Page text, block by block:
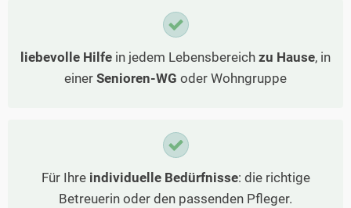
liebevolle Hilfe in jedem Lebensbereich zu Hause, in
einer Senioren-WG oder Wohngruppe
Für Ihre individuelle Bedürfnisse: die richtige
Betreuerin oder den passenden Pfleger.